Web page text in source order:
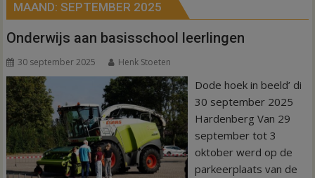
MAAND:SEPTEMBER 2025
Onderwijs aan basisschool leerlingen
30 september 2025 Henk Stoeten
Dode hoek in beeld’ di
30 september 2025
Hardenberg Van 29
september tot 3
oktober werd op de
parkeerplaats van de